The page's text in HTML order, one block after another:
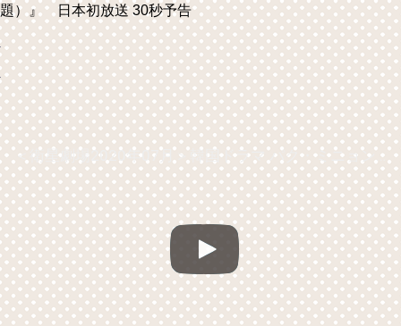
題）』 日本初放送 30秒予告
＜衛星劇場2020年07月＞韓国ドラマ パク・ミニョン✕ソ・ガンジュン豪華共演の 『天気が良ければ訪ねて行きます（原題）』 日本初放送 30秒予告